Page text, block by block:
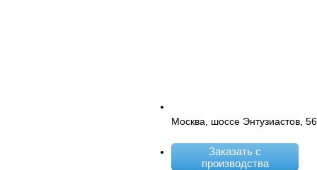
Москва, шоссе Энтузиастов,
Заказать с
производства